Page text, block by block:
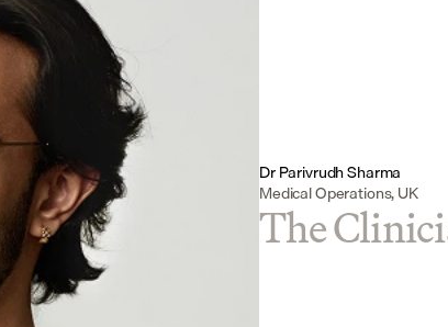
Dr Parivrudh Sharma
Medical Operations, UK
The